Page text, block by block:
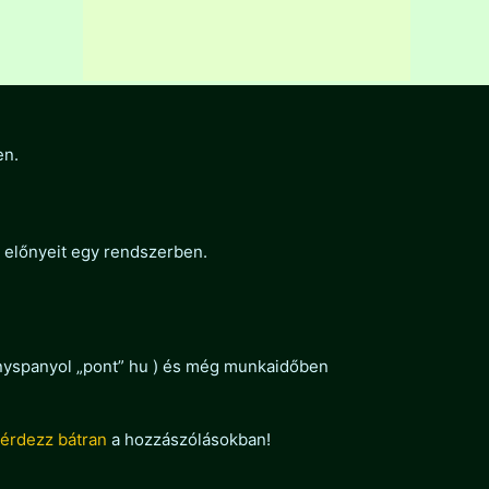
egy rendszerben.
„pont” hu ) és még munkaidőben
bátran a hozzászólásokban!